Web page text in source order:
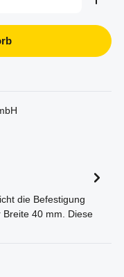
die Befestigung
40 mm. Diese